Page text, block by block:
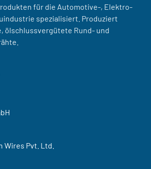
für die Automotive-, Elektro-
spezialisiert. Produziert
ölschlussvergütete Rund- und
Wires Pvt. Ltd.